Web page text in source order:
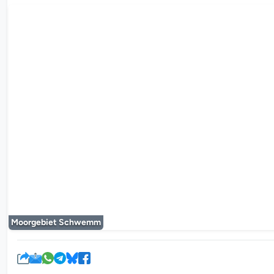
Moorgebiet Schwemm